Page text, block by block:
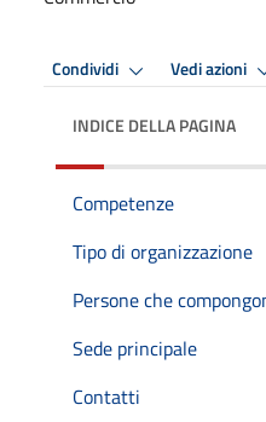
Condividi Vedi azioni
INDICE DELLA PAGINA
Competenze
Tipo di organizzazione
Persone che
Sede principale
Contatti